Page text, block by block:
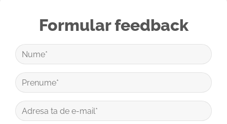
Formular feedback